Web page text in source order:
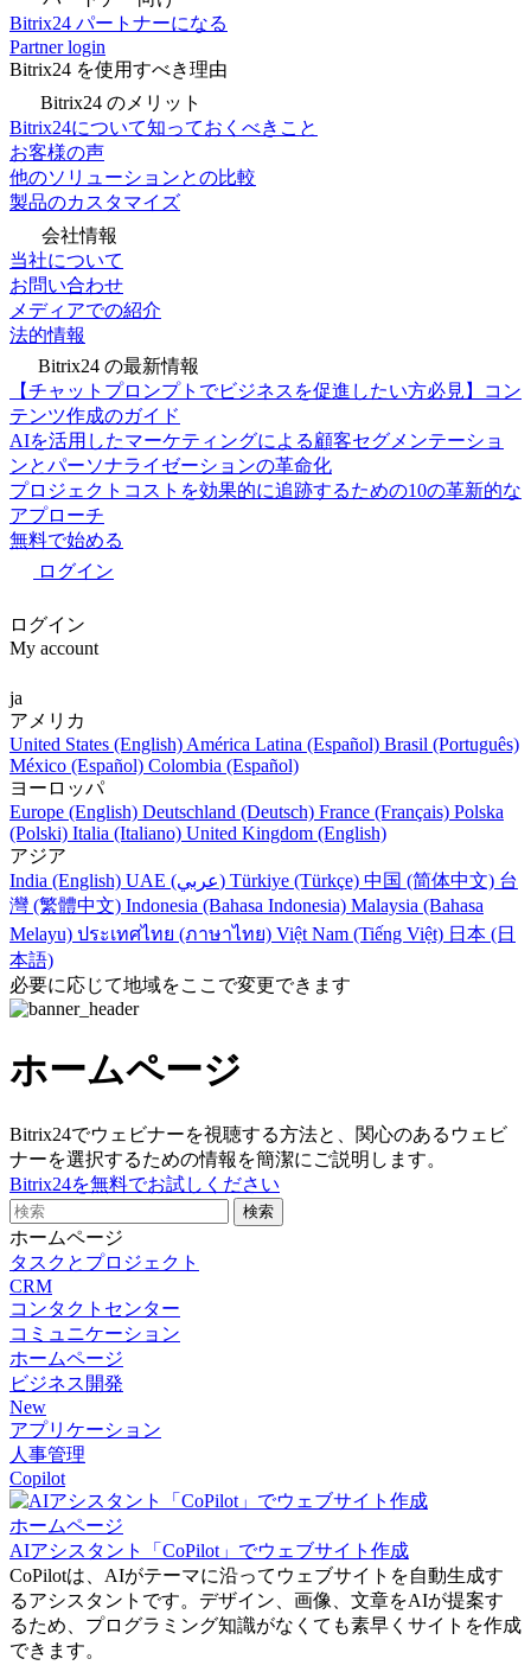
Bitrix24 パートナーになる
Partner login
Bitrix24 を使用すべき理由
Bitrix24 のメリット
Bitrix24について知っておくべきこと
お客様の声
他のソリューションとの比較
製品のカスタマイズ
会社情報
当社について
お問い合わせ
メディアでの紹介
法的情報
Bitrix24 の最新情報
【チャットプロンプトでビジネスを促進したい方必見】コン
テンツ作成のガイド
AIを活用したマーケティングによる顧客セグメンテーショ
ンとパーソナライゼーションの革命化
プロジェクトコストを効果的に追跡するための10の革新的な
アプローチ
無料で始める
ログイン
ログイン
My account
ja
アメリカ
United States (English) América Latina (Español) Brasil (Português)
México (Español) Colombia (Español)
ヨーロッパ
Europe (English) Deutschland (Deutsch) France (Français) Polska
(Polski) Italia (Italiano) United Kingdom (English)
アジア
India (English)
UAE (عربي) Türkiye (Türkçe) 中国 (简体中文) 台
灣 (繁體中文) Indonesia (Bahasa Indonesia) Malaysia (Bahasa
Melayu) ประเทศไทย (ภาษาไทย) Việt Nam (Tiếng Việt) 日本 (日
本語)
必要に応じて地域をここで変更できます
ホームページ
Bitrix24でウェビナーを視聴する方法と、関心のあるウェビ
ナーを選択するための情報を簡潔にご説明します。
Bitrix24を無料でお試しください
ホームページ
タスクとプロジェクト
CRM
コンタクトセンター
コミュニケーション
ホームページ
ビジネス開発
New
アプリケーション
人事管理
Copilot
ホームページ
AIアシスタント「CoPilot」でウェブサイト作成
CoPilotは、AIがテーマに沿ってウェブサイトを自動生成す
るアシスタントです。デザイン、画像、文章をAIが提案す
るため、プログラミング知識がなくても素早くサイトを作成
できます。